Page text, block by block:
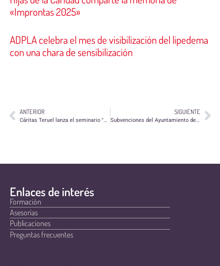
«Improntas 2025»
ADPLA celebra el mes de visibilización del lipedema
con una chara de sensibilización
ANTERIOR
Cáritas Teruel lanza el seminario "Cada voluntario es una revolución"
SIGUIENTE
Subvenciones del Ayuntamiento de Andorra a entidades sin ánimo de lucro para actividades de Promoción Social, Cultural y Lúdico de la Infancia y Juventud en Andorra
Enlaces de interés
Formación
Asesorías
Publicaciones
Preguntas frecuentes